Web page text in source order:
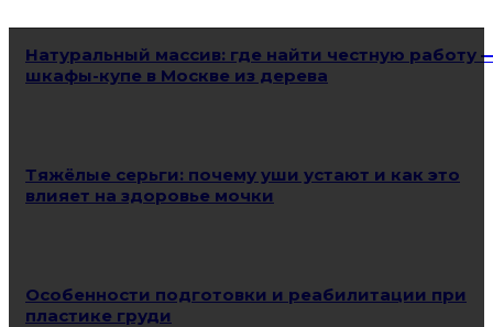
Натуральный массив: где найти честную работу
шкафы-купе в Москве из дерева
Тяжёлые серьги: почему уши устают и как это
влияет на здоровье мочки
Особенности подготовки и реабилитации при
пластике груди